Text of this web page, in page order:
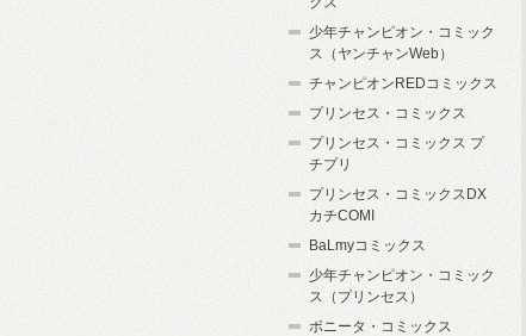
少年チャンピオン・コミック
ス（ヤンチャンWeb）
チャンピオンREDコミックス
プリンセス・コミックス
プリンセス・コミックス プ
チプリ
プリンセス・コミックスDX
カチCOMI
BaLmyコミックス
少年チャンピオン・コミック
ス（プリンセス）
ボニータ・コミックス